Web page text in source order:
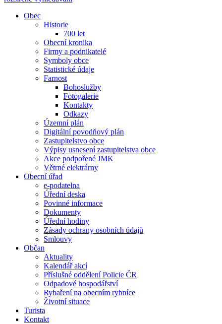
Obec
Historie
700 let
Obecní kronika
Firmy a podnikatelé
Symboly obce
Statistické údaje
Farnost
Bohoslužby
Fotogalerie
Kontakty
Odkazy
Územní plán
Digitální povodňový plán
Zastupitelstvo obce
Výpisy usnesení zastupitelstva obce
Akce podpořené JMK
Větrné elektrárny
Obecní úřad
e-podatelna
Úřední deska
Povinné informace
Dokumenty
Úřední hodiny
Zásady ochrany osobních údajů
Smlouvy
Občan
Aktuality
Kalendář akcí
Příslušné oddělení Policie ČR
Odpadové hospodářství
Rybaření na obecním rybníce
Životní situace
Turista
Kontakt